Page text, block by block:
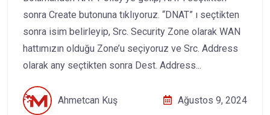
sonra Create butonuna tıklıyoruz. “DNAT” ı seçtikten
sonra isim belirleyip, Src. Security Zone olarak WAN
hattımızın olduğu Zone’u seçiyoruz ve Src. Address
olarak any seçtikten sonra Dest. Address...
Ahmetcan Kuş Ağustos 9, 2024